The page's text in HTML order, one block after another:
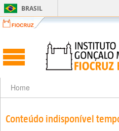
BRASIL
Home
Conteúdo indisponível